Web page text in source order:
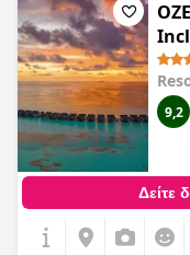
κάνοντας κάθε γεύμα
all-inclusive επέτρεψε
ανέσεις του
πρόσβαση σε
γέμισμα του μίνι
ήθελαν να
από και προς το
Συνολικά, οι
κράτηση του πακέτου
τις επιπλέον
δραστηριότητες και
περιλαμβάνονται στο
9,2
Δείτε